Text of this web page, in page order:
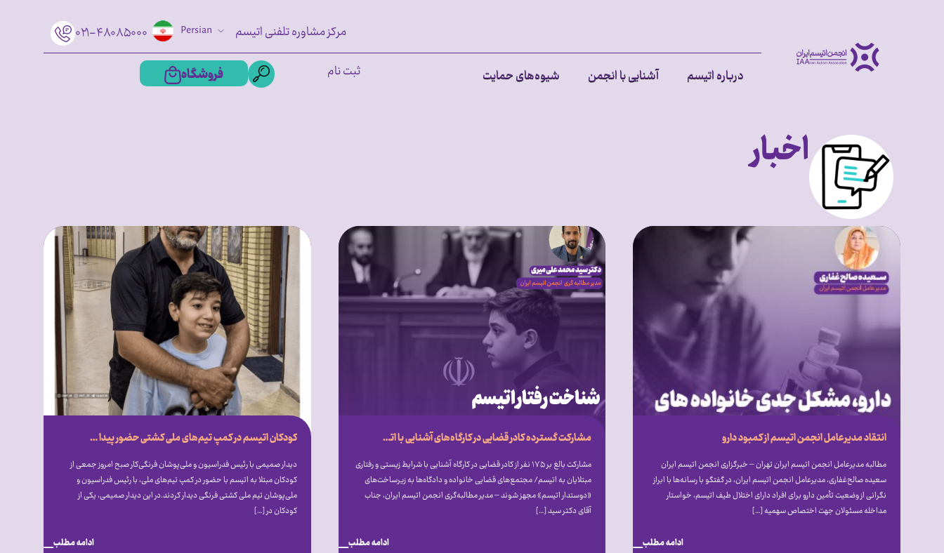
۰۲۱-۴۸۰۸۵۰۰۰ Persian مرکز مشاوره تلفنی اتیسم
درباره اتیسم آشنایی با انجمن شیوه‌های حمایت ثبت نام فروشگاه
اخبار
انتقاد مدیرعامل انجمن اتیسم از کمبود دارو
مطالبه مدیرعامل انجمن اتیسم ایران تهران – خبرگزاری انجمن اتیسم ایران
سعیده صالح‌غفاری، مدیرعامل انجمن اتیسم ایران، در گفتگو با رسانه‌ها با ابراز
نگرانی از وضعیت تأمین دارو برای افراد دارای اختلال طیف اتیسم، خواستار
مداخله مسئولان جهت اختصاص سهمیه […]
ادامه مطلب
مشارکت گسترده کادر قضایی در کارگاه‌های آشنایی با اتیسم؛ فراخوان انجمن اتیسم برای ایجاد مجتمع‌های قضایی «دوستدار اتیسم»
مشارکت بالغ بر ۱۷۵ نفر از کادر قضایی در کارگاه آشنایی با شرایط زیستی و رفتاری
مبتلایان به اتیسم/ مجتمع‌های قضایی خانواده و دادگاه‌ها به زیرساخت‌های
«دوستدار اتیسم» مجهز شوند – مدیر مطالبه‌گری انجمن اتیسم ایران، جناب
آقای دکتر سید […]
ادامه مطلب
کودکان اتیسم در کمپ تیم‌های ملی کشتی حضور پیدا کردند
دیدار صمیمی با رئیس فدراسیون و ملی‌پوشان فرنگی‌کار صبح امروز جمعی از
کودکان مبتلا به اتیسم با حضور در کمپ تیم‌های ملی، با رئیس فدراسیون و
ملی‌پوشان تیم ملی کشتی فرنگی دیدار کردند.در این دیدار صمیمی، یکی از
کودکان در […]
ادامه مطلب